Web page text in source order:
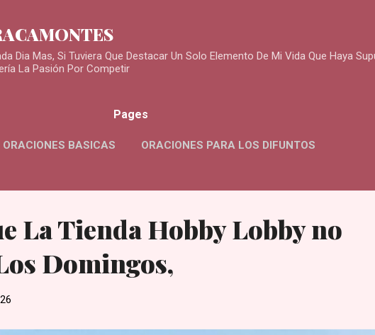
Dia Mas, Si Tuviera Que Destacar Un Solo Elemento De Mi Vida Que Haya
La Pasión Por Competir
Pages
ORACIONES BASICAS ORACIONES PARA LOS DIFUNTOS
La Tienda Hobby Lobby no
Domingos,